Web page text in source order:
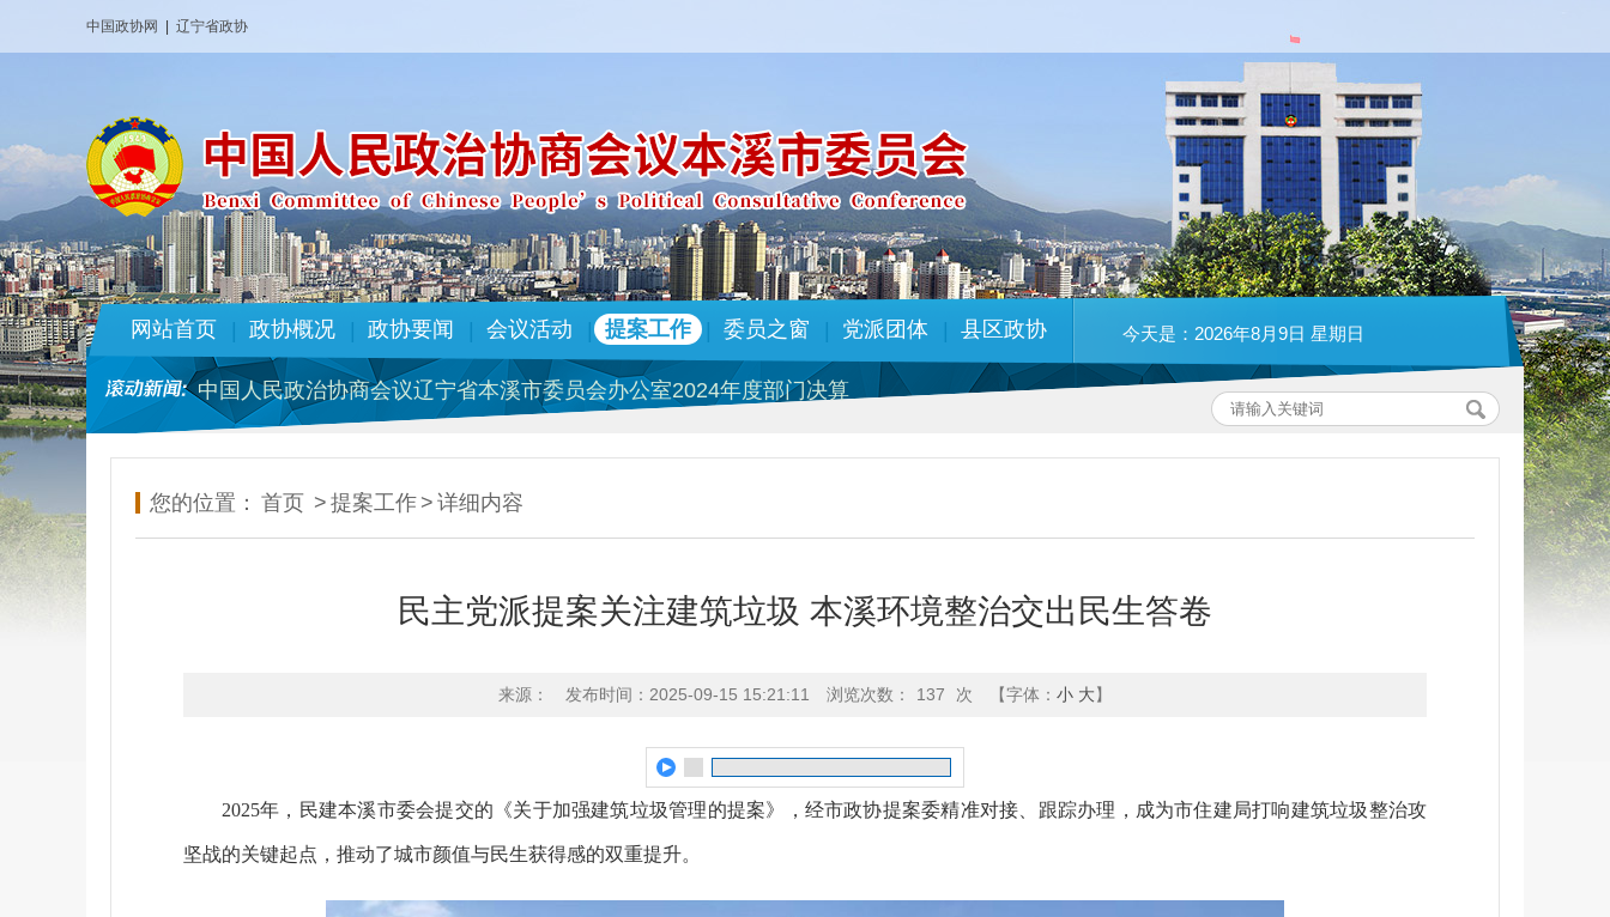
中国政协网 辽宁省政协
网站首页 政协概况 政协要闻 会议活动 提案工作 委员之窗 党派团体 县区政协 今天是：2026年8月9日 星期日
中国人民政治协商会议辽宁省本溪市委员会办公室2023年度部门决算公开
本溪市政协2026年部门预算
政协本溪市第十四届委员会专门委员会人事任免名单
市政协机关党组关于十三届市委 第九轮巡察整改落实进展情况的通报
政协本溪市第十四届委员会专门委员会人事任免名单
中国人民政治协商会议辽宁省本溪市委员会办公室2024年度部门决算
本溪市政协2025年部门预算
政协本溪市第十四届委员会 人事任免名单
中国人民政治协商会议辽宁省本溪市委员会办公室2023年度部门决算公开
本溪市政协2026年部门预算
您的位置： 首页 > 提案工作 > 详细内容
民主党派提案关注建筑垃圾 本溪环境整治交出民生答卷
来源： 发布时间：2025-09-15 15:21:11 浏览次数： 137 次 【字体： 小 大】
2025年，民建本溪市委会提交的《关于加强建筑垃圾管理的提案》，经市政协提案委精准对接、跟踪办理，成为市住建局打响建筑垃圾整治攻
坚战的关键起点，推动了城市颜值与民生获得感的双重提升。